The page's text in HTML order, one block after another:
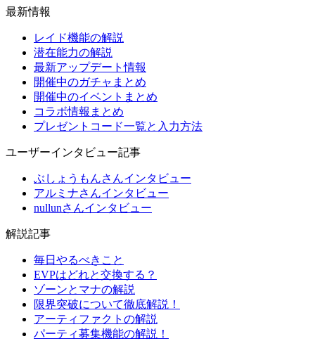
最新情報
レイド機能の解説
潜在能力の解説
最新アップデート情報
開催中のガチャまとめ
開催中のイベントまとめ
コラボ情報まとめ
プレゼントコード一覧と入力方法
ユーザーインタビュー記事
ぶしょうもんさんインタビュー
アルミナさんインタビュー
nullunさんインタビュー
解説記事
毎日やるべきこと
EVPはどれと交換する？
ゾーンとマナの解説
限界突破について徹底解説！
アーティファクトの解説
パーティ募集機能の解説！